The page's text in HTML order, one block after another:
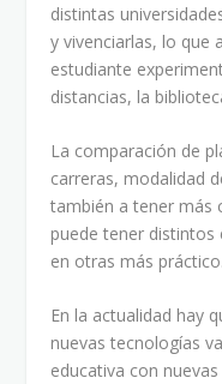
distintas
y vivenciarlas, lo que
estudiante
distancias, la
La comparación de
carreras, modalidad
también a tener más
puede tener
en otras más práctico.
En la actualidad hay
nuevas tecnologías
educativa con